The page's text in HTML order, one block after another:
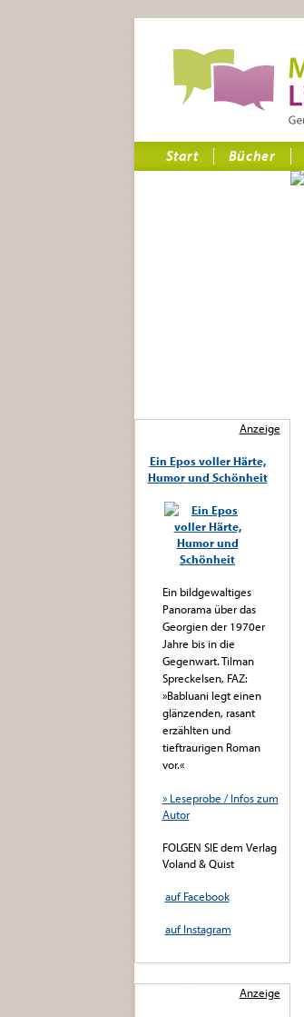
Start Bücher
Anzeige
Ein Epos voller Härte,
Humor und Schönheit
Ein bildgewaltiges
Panorama über das
Georgien der 1970er
Jahre bis in die
Gegenwart. Tilman
Spreckelsen, FAZ:
»Babluani legt einen
glänzenden, rasant
erzählten und
tieftraurigen Roman
vor.«
» Leseprobe / Infos zum
Autor
FOLGEN SIE dem Verlag
Voland & Quist
auf Facebook
auf Instagram
Anzeige